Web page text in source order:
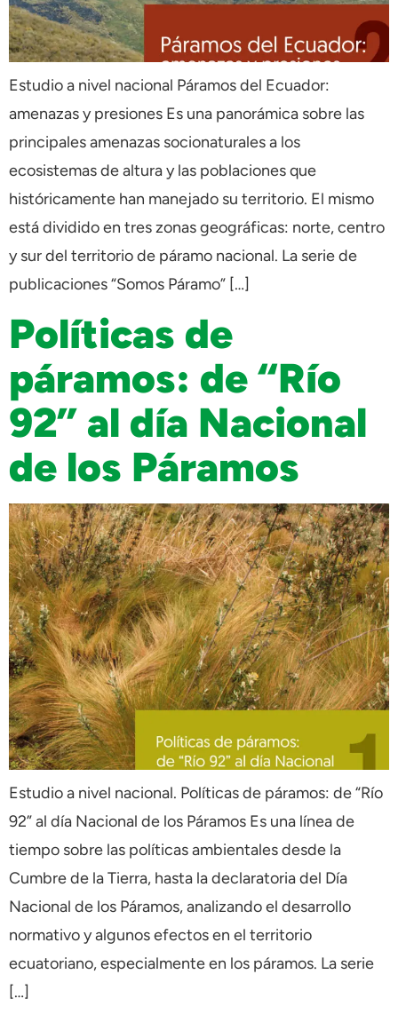
Estudio a nivel nacional Páramos del Ecuador:
amenazas y presiones Es una panorámica sobre las
principales amenazas socionaturales a los
ecosistemas de altura y las poblaciones que
históricamente han manejado su territorio. El mismo
está dividido en tres zonas geográficas: norte, centro
y sur del territorio de páramo nacional. La serie de
publicaciones “Somos Páramo” […]
Políticas de
páramos: de “Río
92” al día Nacional
de los Páramos
Estudio a nivel nacional. Políticas de páramos: de “Río
92” al día Nacional de los Páramos Es una línea de
tiempo sobre las políticas ambientales desde la
Cumbre de la Tierra, hasta la declaratoria del Día
Nacional de los Páramos, analizando el desarrollo
normativo y algunos efectos en el territorio
ecuatoriano, especialmente en los páramos. La serie
[…]